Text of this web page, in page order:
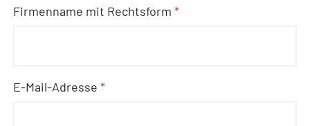
Firmenname mit Rechtsform*
E-Mail-Adresse*